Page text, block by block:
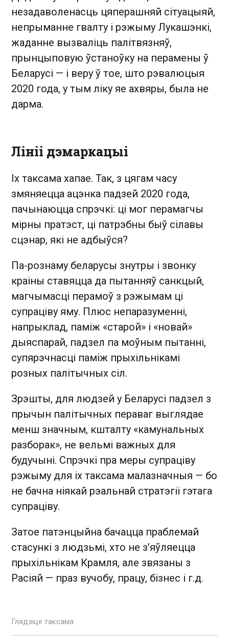
незадаволенасць цяперашняй сітуацыяй,
непрыманне гвалту і рэжыму Лукашэнкі,
жаданне вызваліць палітвязняў,
прынцыповую ўстаноўку на перамены ў
Беларусі — і веру ў тое, што рэвалюцыя
2020 года, у тым ліку яе ахвяры, была не
дарма.
Лініі дэмаркацыі
Іх таксама хапае. Так, з цягам часу
змяняецца ацэнка падзей 2020 года,
пачынаюцца спрэчкі: ці мог перамагчы
мірны пратэст, ці патрэбны быў сілавы
сцэнар, які не адбыўся?
Па-рознаму беларусы знутры і звонку
краіны ставяцца да пытанняў санкцый,
магчымасці перамоў з рэжымам ці
супраціву яму. Плюс непаразуменні,
напрыклад, паміж «старой» і «новай»
дыяспарай, падзел па моўным пытанні,
супярэчнасці паміж прыхільнікамі
розных палітычных сіл.
Зрэшты, для людзей у Беларусі падзел з
прычын палітычных пераваг выглядае
менш значным, кшталту «камунальных
разборак», не вельмі важных для
будучыні. Спрэчкі пра меры супраціву
рэжыму для іх таксама малазначныя — бо
не бачна ніякай рэальнай стратэгіі гэтага
супраціву.
Затое патэнцыйна бачацца праблемай
стасункі з людзьмі, хто не з’яўляецца
прыхільнікам Крамля, але звязаны з
Расіяй — праз вучобу, працу, бізнес і г.д.
Глядзіце таксама